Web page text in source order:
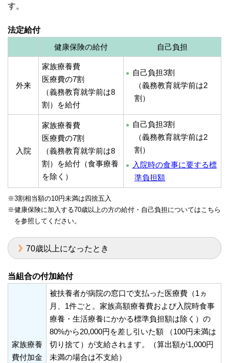
す。
法定給付
健康保険の給付
自己負担
外来
家族療養費
医療費の7割
（義務教育就学前は8
割）を給付
自己負担3割
（義務教育就学前は2
割）
入院
家族療養費
医療費の7割
（義務教育就学前は8
割）を給付（食事療養
を除く）
自己負担3割
（義務教育就学前は2
割）
入院時の食事に要する標
準負担額
※3割相当額の10円未満は四捨五入
※健康保険に加入する70歳以上の方の給付・自己負担についてはこちら
を参照してください。
70歳以上になったとき
当組合の付加給付
家族療養
費付加金
被扶養者が病院の窓口で支払った医療費（1ヵ
月、1件ごと。家族高額療養費および入院時食事
療養・生活療養にかかる標準負担額は除く）の
80%から20,000円を差し引いた額 （100円未満は
切り捨て）が支給されます。（算出額が1,000円
未満の場合は不支給）